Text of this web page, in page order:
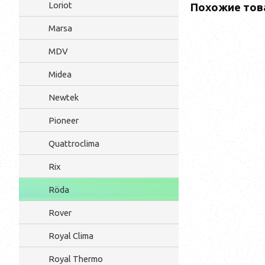
Loriot
Marsa
MDV
Midea
Newtek
Pioneer
Quattroclima
Rix
Röda
Rover
Royal Clima
Royal Thermo
Похожие